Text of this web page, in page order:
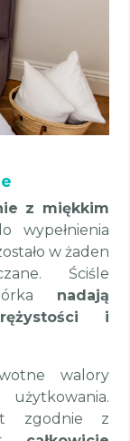
z miękkim
wypełnienia
w żaden
Ściśle
nadają
i
walory
zgodnie z